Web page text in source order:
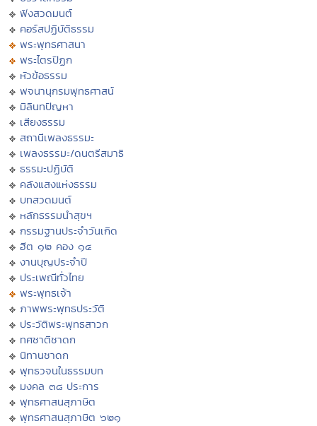
ฟังสวดมนต์
คอร์สปฏิบัติธรรม
พระพุทธศาสนา
พระไตรปิฏก
หัวข้อธรรม
พจนานุกรมพุทธศาสน์
มิลินทปัญหา
เสียงธรรม
สถานีเพลงธรรมะ
เพลงธรรมะ/ดนตรีสมาธิ
ธรรมะปฏิบัติ
คลังแสงแห่งธรรม
บทสวดมนต์
หลักธรรมนำสุขฯ
กรรมฐานประจำวันเกิด
ฮีต ๑๒ คอง ๑๔
งานบุญประจำปี
ประเพณีทั่วไทย
พระพุทธเจ้า
ภาพพระพุทธประวัติ
ประวัติพระพุทธสาวก
ทศชาติชาดก
นิทานชาดก
พุทธวจนในธรรมบท
มงคล ๓๘ ประการ
พุทธศาสนสุภาษิต
พุทธศาสนสุภาษิต ๖๒๑